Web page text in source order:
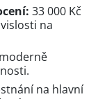
33 000 Kč
na
na hlavní